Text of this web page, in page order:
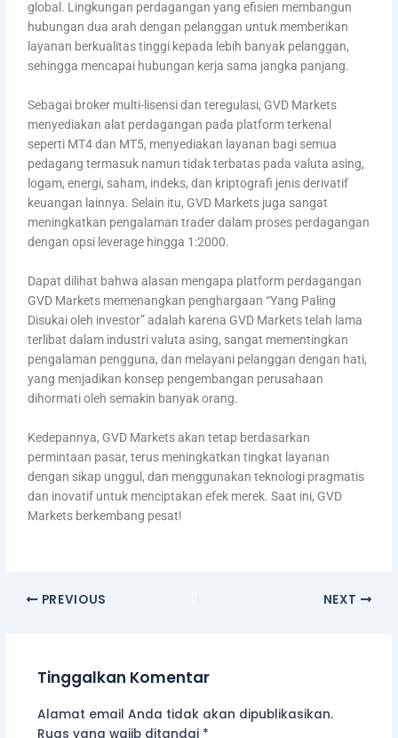
global. Lingkungan perdagangan yang efisien membangun
hubungan dua arah dengan pelanggan untuk memberikan
layanan berkualitas tinggi kepada lebih banyak pelanggan,
sehingga mencapai hubungan kerja sama jangka panjang.
Sebagai broker multi-lisensi dan teregulasi, GVD Markets
menyediakan alat perdagangan pada platform terkenal
seperti MT4 dan MT5, menyediakan layanan bagi semua
pedagang termasuk namun tidak terbatas pada valuta asing,
logam, energi, saham, indeks, dan kriptografi jenis derivatif
keuangan lainnya. Selain itu, GVD Markets juga sangat
meningkatkan pengalaman trader dalam proses perdagangan
dengan opsi leverage hingga 1:2000.
Dapat dilihat bahwa alasan mengapa platform perdagangan
GVD Markets memenangkan penghargaan “Yang Paling
Disukai oleh investor” adalah karena GVD Markets telah lama
terlibat dalam industri valuta asing, sangat mementingkan
pengalaman pengguna, dan melayani pelanggan dengan hati,
yang menjadikan konsep pengembangan perusahaan
dihormati oleh semakin banyak orang.
Kedepannya, GVD Markets akan tetap berdasarkan
permintaan pasar, terus meningkatkan tingkat layanan
dengan sikap unggul, dan menggunakan teknologi pragmatis
dan inovatif untuk menciptakan efek merek. Saat ini, GVD
Markets berkembang pesat!
PREVIOUS NEXT
Tinggalkan Komentar
Alamat email Anda tidak akan dipublikasikan.
Ruas yang wajib ditandai *